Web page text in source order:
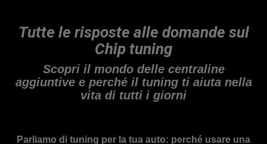
Tutte le risposte alle domande sul
Chip tuning
Scopri il mondo delle centraline
aggiuntive e perché il tuning ti aiuta nella
vita di tutti i giorni
Parliamo di tuning per la tua auto: perché usare una